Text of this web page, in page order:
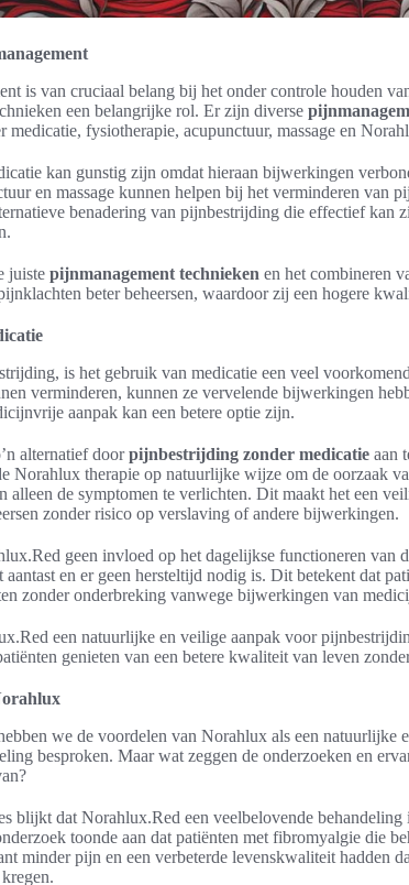
is van cruciaal belang bij het onder controle houden
een belangrijke rol. Er zijn diverse
medicatie, fysiotherapie, acupunctuur, massage en
kan gunstig zijn omdat hieraan bijwerkingen
en massage kunnen helpen bij het verminderen van
benadering van pijnbestrijding die effectief kan
juiste pijnmanagement technieken en het combineren
beter beheersen, waardoor zij een hogere
is het gebruik van medicatie een veel
verminderen, kunnen ze vervelende bijwerkingen
aanpak kan een betere optie zijn.
alternatief doorpijnbestrijding zonder medicatie aan
Norahlux therapie op natuurlijke wijze om de oorzaak
alleen de symptomen te verlichten. Dit maakt het een
zonder risico op verslaving of andere bijwerkingen.
geen invloed op het dagelijkse functioneren van
aantast en er geen hersteltijd nodig is. Dit betekent dat
zonder onderbreking vanwege bijwerkingen van
een natuurlijke en veilige aanpak voor
genieten van een betere kwaliteit van leven
we de voordelen van Norahlux als een natuurlijke
besproken. Maar wat zeggen de onderzoeken en
blijkt dat Norahlux.Red een veelbelovende behandeling
toonde aan dat patiënten met fibromyalgie die
minder pijn en een verbeterde levenskwaliteit hadden